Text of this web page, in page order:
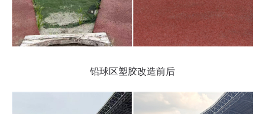
铅球区塑胶改造前后